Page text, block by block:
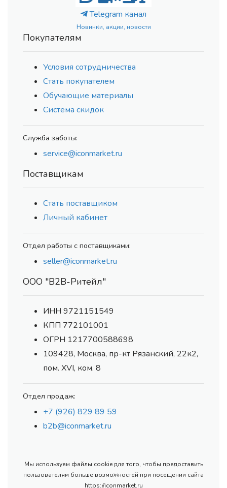
Telegram канал
Новинки, акции, новости
Покупателям
Условия сотрудничества
Стать покупателем
Обучающие материалы
Система скидок
Служба заботы:
service@iconmarket.ru
Поставщикам
Стать поставщиком
Личный кабинет
Отдел работы с поставщиками:
seller@iconmarket.ru
ООО "В2В-Ритейл"
ИНН 9721151549
КПП 772101001
ОГРН 1217700588698
109428, Москва, пр-кт Рязанский, 22к2,
пом. XVI, ком. 8
Отдел продаж:
+7 (926) 829 89 59
b2b@iconmarket.ru
Мы используем файлы cookie для того, чтобы предоставить
пользователям больше возможностей при посещении сайта
https://iconmarket.ru